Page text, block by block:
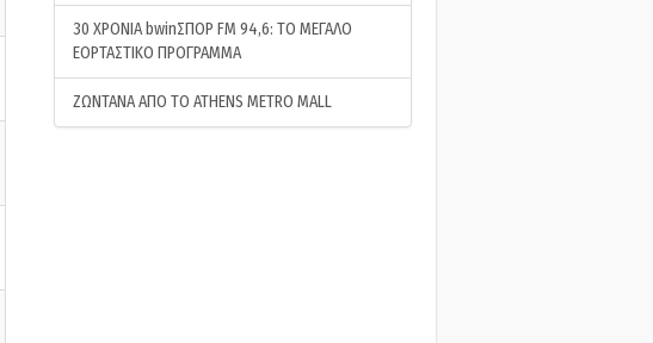
30 ΧΡΟΝΙΑ bwinΣΠΟΡ FM 94,6: ΤΟ ΜΕΓΑΛΟ
ΕΟΡΤΑΣΤΙΚΟ ΠΡΟΓΡΑΜΜΑ
ΖΩΝΤΑΝΑ ΑΠΟ ΤΟ ATHENS METRO MALL